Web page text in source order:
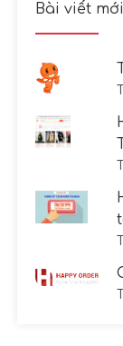
Bài viết